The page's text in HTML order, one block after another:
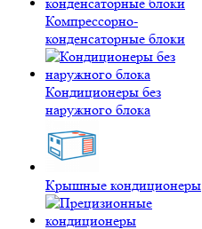
Компрессорно-
конденсаторные блоки
Кондиционеры без
наружного блока
Крышные кондиционеры